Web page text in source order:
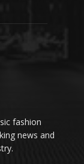
fashion
news and